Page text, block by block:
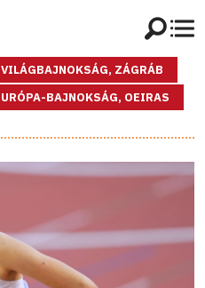
ZÁGRÁB
BAJNOKSÁG, OEIRAS